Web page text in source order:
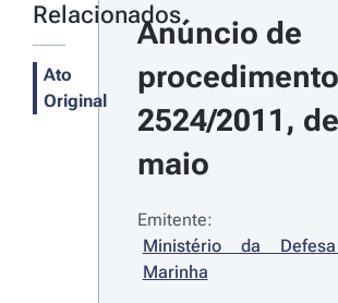
Relacionados
Ato
Original
Anúncio de
2524/2011,
maio
Emitente:
Ministério da
Marinha